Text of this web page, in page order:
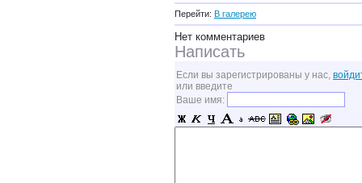
Перейти: В галерею
Нет комментариев
Написать
Если вы зарегистрированы у нас,
или введите
Ваше имя: